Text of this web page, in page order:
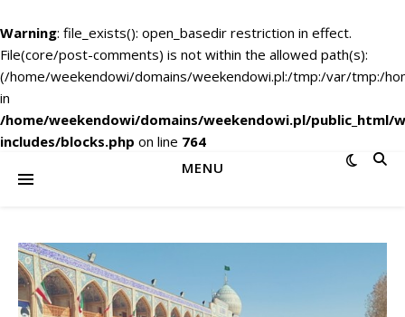
Warning: file_exists(): open_basedir restriction in effect.
File(core/post-comments) is not within the allowed path(s):
(/home/weekendowi/domains/weekendowi.pl:/tmp:/var/tmp:/
in
/home/weekendowi/domains/weekendowi.pl/public_html/
includes/blocks.php on line 764
MENU